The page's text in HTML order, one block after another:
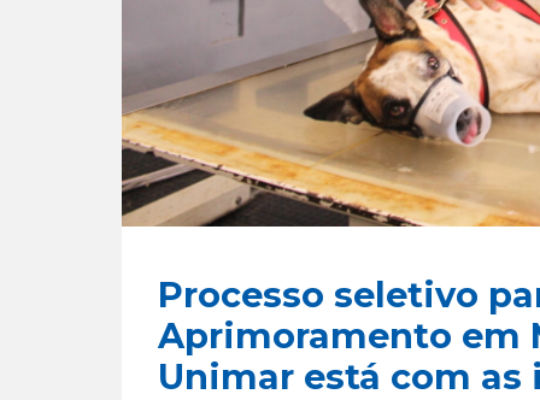
Processo seletivo
Aprimoramento em
Unimar está com as